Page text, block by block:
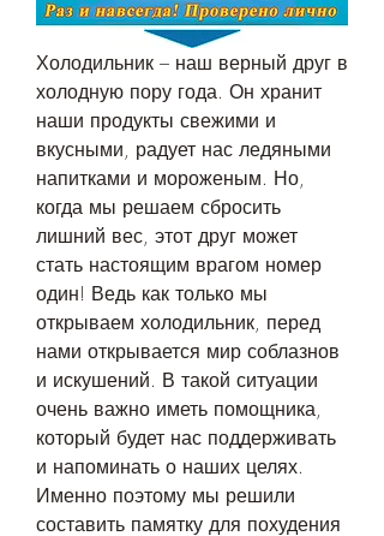
Холодильник – наш верный друг в
холодную пору года. Он хранит
наши продукты свежими и
вкусными, радует нас ледяными
напитками и мороженым. Но,
когда мы решаем сбросить
лишний вес, этот друг может
стать настоящим врагом номер
один! Ведь как только мы
открываем холодильник, перед
нами открывается мир соблазнов
и искушений. В такой ситуации
очень важно иметь помощника,
который будет нас поддерживать
и напоминать о наших целях.
Именно поэтому мы решили
составить памятку для похудения